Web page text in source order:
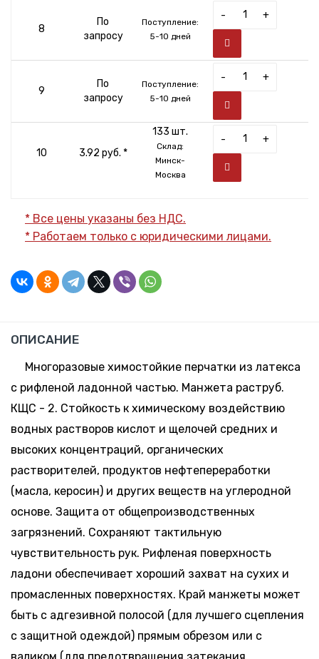
8
По
запросу
Поступление:
5-10 дней
- +
9
По
запросу
Поступление:
5-10 дней
- +
10 3.92 руб. *
133 шт.
Склад:
Минск-
Москва
- +
* Все цены указаны без НДС.
* Работаем только с юридическими лицами.
ОПИСАНИЕ
Многоразовые химостойкие перчатки из латекса
с рифленой ладонной частью. Манжета раструб.
КЩС - 2. Стойкость к химическому воздействию
водных растворов кислот и щелочей средних и
высоких концентраций, органических
растворителей, продуктов нефтепереработки
(масла, керосин) и других веществ на углеродной
основе. Защита от общепроизводственных
загрязнений. Сохраняют тактильную
чувствительность рук. Рифленая поверхность
ладони обеспечивает хороший захват на сухих и
промасленных поверхностях. Край манжеты может
быть с адгезивной полосой (для лучшего сцепления
с защитной одеждой) прямым обрезом или с
валиком (для предотвращения затекания